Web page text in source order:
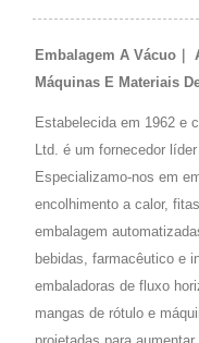
Embalagem A Vácuo
Máquinas E Materiais
Estabelecida em 1962 e
Ltd. é um fornecedor
Especializamo-nos em
encolhimento a calor,
embalagem
bebidas, farmacêutico e
embaladoras de fluxo
mangas de rótulo e